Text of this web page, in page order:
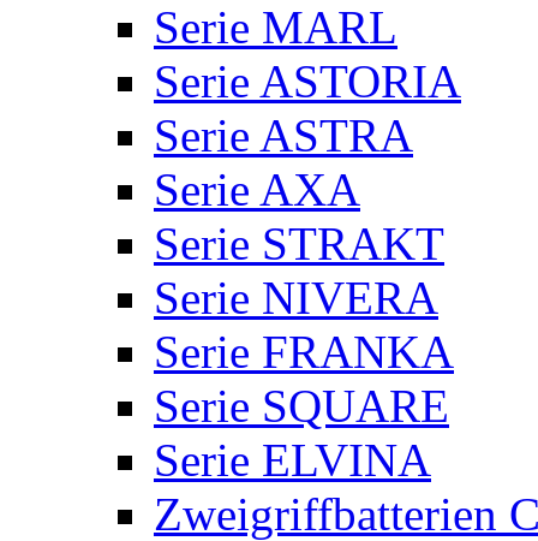
Serie MARL
Serie ASTORIA
Serie ASTRA
Serie AXA
Serie STRAKT
Serie NIVERA
Serie FRANKA
Serie SQUARE
Serie ELVINA
Zweigriffbatterien